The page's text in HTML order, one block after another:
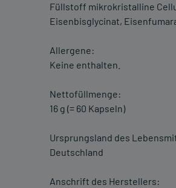
Füllstoff mikrokristalline
Eisenbisglycinat,
Allergene:
Keine enthalten.
Nettofüllmenge:
16 g (= 60 Kapseln)
Ursprungsland des
Deutschland
Anschrift des Herstellers: